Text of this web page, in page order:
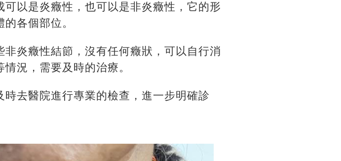
以是炎癥性，也可以是非炎癥性，它的形
各個部位。
炎癥性結節，沒有任何癥狀，可以自行消
況，需要及時的治療。
去醫院進行專業的檢查，進一步明確診